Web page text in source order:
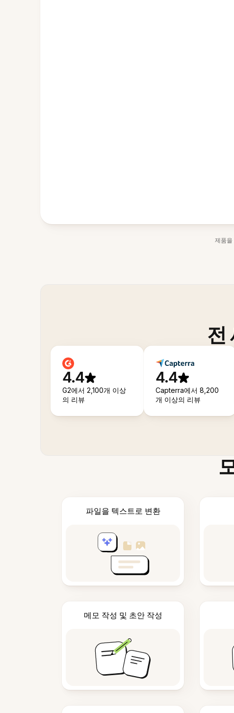
제품을
전
4.4
G2에서 2,100개 이상
의 리뷰
4.4
Capterra에서 8,200
개 이상의 리뷰
파일을 텍스트로 변환
메모 작성 및 초안 작성